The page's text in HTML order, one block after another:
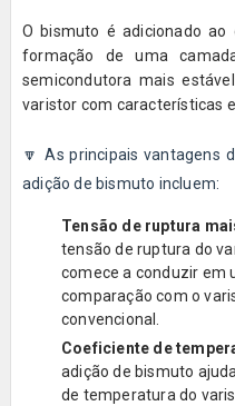
O bismuto é adicionado
formação de uma
semicondutora mais
varistor com características
🔽 As principais vantagens
adição de bismuto incluem:
Tensão de ruptura
tensão de ruptura do
comece a conduzir em
comparação com o
convencional.
Coeficiente de
adição de bismuto
de temperatura do